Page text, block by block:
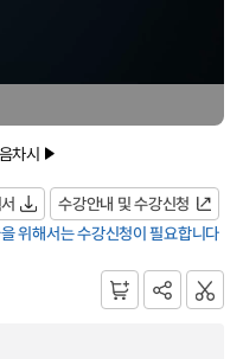
차시
수강안내 및 수강신청
위해서는 수강신청이 필요합니다